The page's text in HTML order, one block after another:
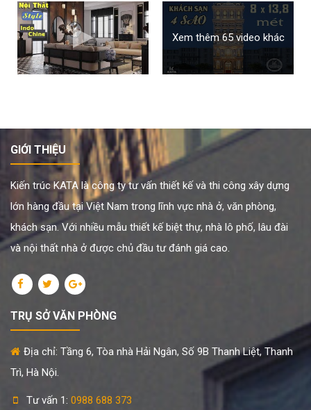
Xem thêm 65 video khác
GIỚI THIỆU
Kiến trúc KATA là công ty tư vấn thiết kế và thi công xây dựng
lớn hàng đầu tại Việt Nam trong lĩnh vực nhà ở, văn phòng,
khách sạn. Với nhiều mẫu thiết kế biệt thự, nhà lô phố, lâu đài
và nội thất nhà ở được chủ đầu tư đánh giá cao.
TRỤ SỞ VĂN PHÒNG
Địa chỉ: Tầng 6, Tòa nhà Hải Ngân, Số 9B Thanh Liệt, Thanh
Trì, Hà Nội.
Tư vấn 1: 0988 688 373